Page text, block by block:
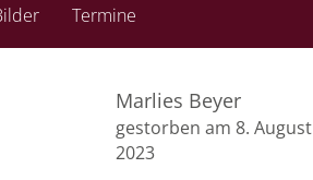
Termine
Marlies Beyer
gestorben am 8. August
2023